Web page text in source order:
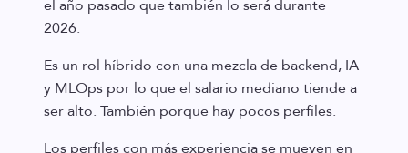
el año pasado que también lo será durante
2026.
Es un rol híbrido con una mezcla de backend, IA
y MLOps por lo que el salario mediano tiende a
ser alto. También porque hay pocos perfiles.
Los perfiles con más experiencia se mueven en